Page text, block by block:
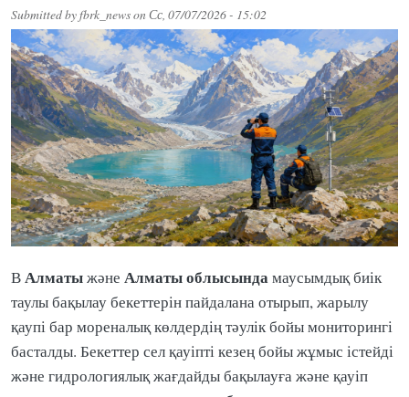
Submitted byfbrk_newsonСс, 07/07/2026 - 15:02
ВАлматыжәне Алматы облысындамаусымдық биік
таулы бақылау бекеттерін пайдалана отырып, жарылу
қаупі бар мореналық көлдердің тәулік бойы мониторингі
басталды. Бекеттер сел қауіпті кезең бойы жұмыс істейді
және гидрологиялық жағдайды бақылауға және қауіп